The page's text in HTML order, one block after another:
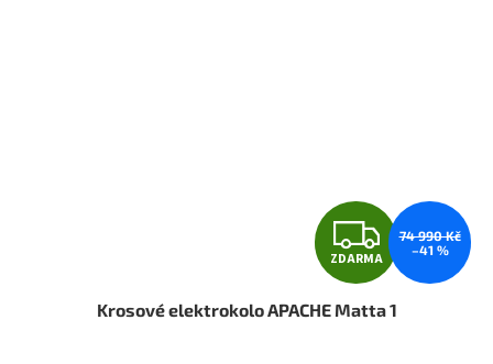
Z
D
A
ZDARMA
74 990 Kč
–41 %
Krosové elektrokolo APACHE Matta 1